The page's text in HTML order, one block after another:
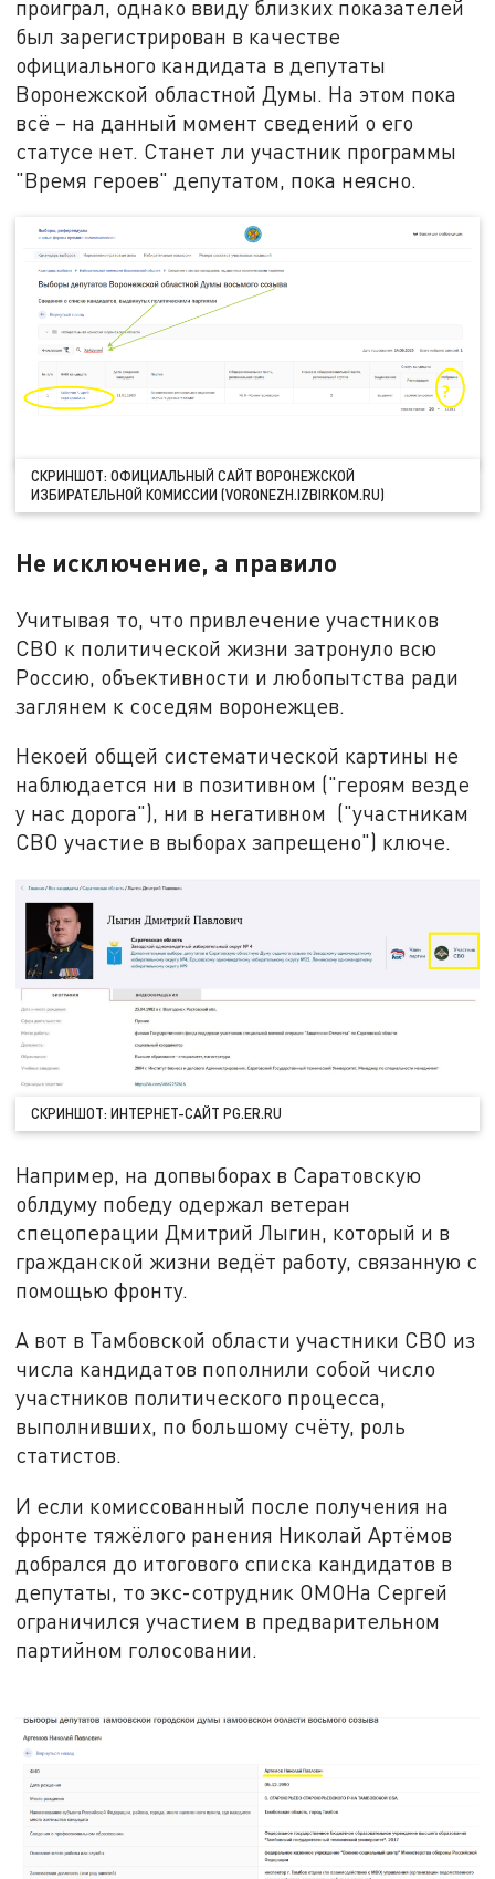
проиграл, однако ввиду близких показателей
был зарегистрирован в качестве
официального кандидата в депутаты
Воронежской областной Думы. На этом пока
всё – на данный момент сведений о его
статусе нет. Станет ли участник программы
"Время героев" депутатом, пока неясно.
СКРИНШОТ: ОФИЦИАЛЬНЫЙ САЙТ ВОРОНЕЖСКОЙ
ИЗБИРАТЕЛЬНОЙ КОМИССИИ (VORONEZH.IZBIRKOM.RU)
Не исключение, а правило
Учитывая то, что привлечение участников
СВО к политической жизни затронуло всю
Россию, объективности и любопытства ради
заглянем к соседям воронежцев.
Некоей общей систематической картины не
наблюдается ни в позитивном ("героям везде
у нас дорога"), ни в негативном ("участникам
СВО участие в выборах запрещено") ключе.
СКРИНШОТ: ИНТЕРНЕТ-САЙТ PG.ER.RU
Например, на допвыборах в Саратовскую
облдуму победу одержал ветеран
спецоперации Дмитрий Лыгин, который и в
гражданской жизни ведёт работу, связанную с
помощью фронту.
А вот в Тамбовской области участники СВО из
числа кандидатов пополнили собой число
участников политического процесса,
выполнивших, по большому счёту, роль
статистов.
И если комиссованный после получения на
фронте тяжёлого ранения Николай Артёмов
добрался до итогового списка кандидатов в
депутаты, то экс-сотрудник ОМОНа Сергей
ограничился участием в предварительном
партийном голосовании.